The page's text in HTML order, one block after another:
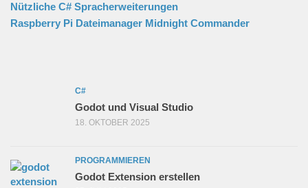
Nützliche C# Spracherweiterungen
Raspberry Pi Dateimanager Midnight Commander
C#
Godot und Visual Studio
18. OKTOBER 2025
PROGRAMMIEREN
Godot Extension erstellen